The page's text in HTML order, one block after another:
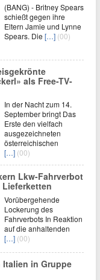
(BANG) - Britney Spears
schießt gegen ihre
Eltern Jamie und Lynne
Spears. Die […] (00)
als Free-TV-
In der Nacht zum 14.
September bringt Das
Erste den vielfach
ausgezeichneten
österreichischen
[…] (00)
Lkw-Fahrverbot
Vorübergehende
Lockerung des
Fahrverbots In Reaktion
auf die anhaltenden
[…] (00)
in Gruppe